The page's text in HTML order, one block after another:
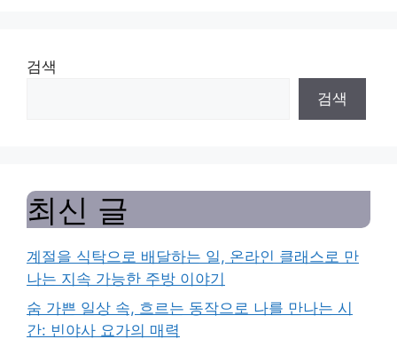
검색
검색
최신 글
계절을 식탁으로 배달하는 일, 온라인 클래스로 만
나는 지속 가능한 주방 이야기
숨 가쁜 일상 속, 흐르는 동작으로 나를 만나는 시
간: 빈야사 요가의 매력